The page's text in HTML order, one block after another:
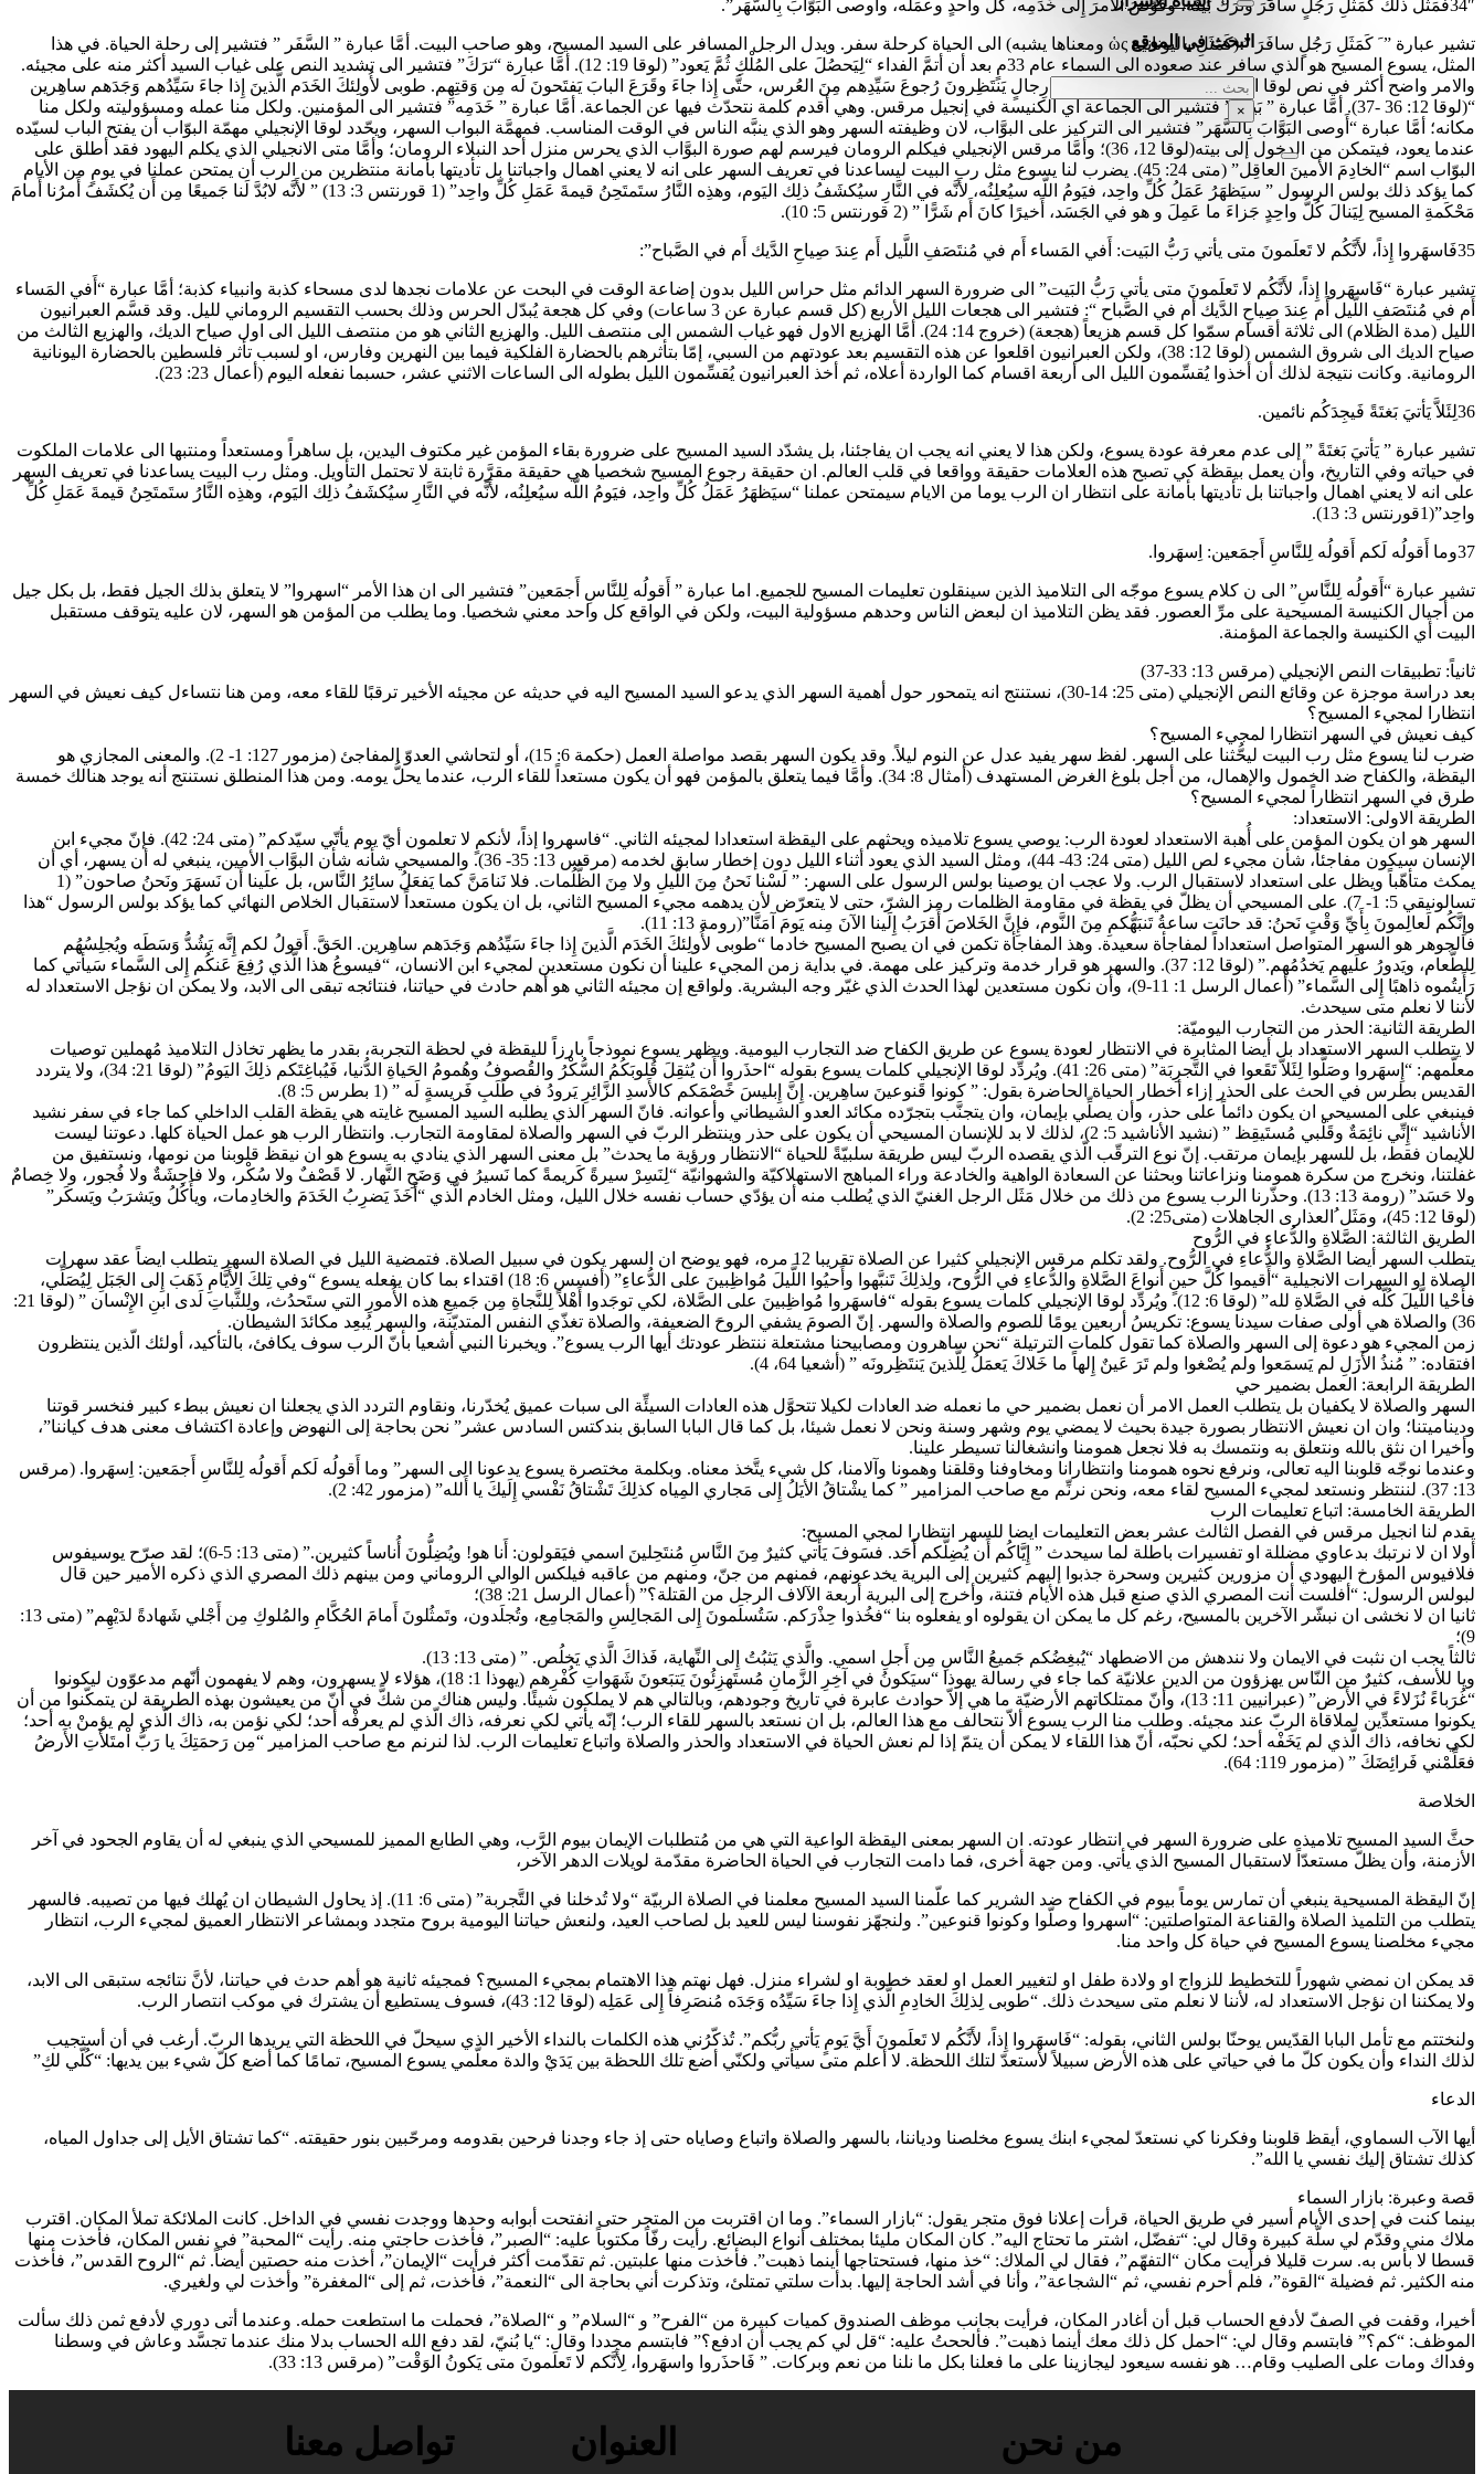
البحث في الموقع
بحث
×
34″فمَثَلُ ذلكَ كَمَثَلِ رَجُلٍ سافَرَ وترَكَ بَيتَه، وفَوَّضَ الأَمرَ إِلى خَدَمِه، كُلُّ واحدٍ وعمَلُه، وأَوصى البَوَّابَ بِالسَّهَر”.
تشير عبارة ” َ كَمَثَلِ رَجُلٍ سافَرَ ” (كَمَثَلِ باليونانية ὡς ومعناها يشبه) الى الحياة كرحلة سفر. ويدل الرجل المسافر على السيد المسيح، وهو صاحب البيت. أمَّا عبارة ” السَّفَر ” فتشير إلى رحلة الحياة. في هذا
المثل، يسوع المسيح هو الذي سافر عند صعوده الى السماء عام 33مٍ بعد أن أتمَّ الفداء “لِيَحصُلَ على المُلْكِ ثُمَّ يَعود” (لوقا 19: 12). أمَّا عبارة “ترَكَ” فتشير الى تشديد النص على غياب السيد أكثر منه على مجيئه.
والامر واضح أكثر في نص لوقا الموازي لهذ النص “كونوا مِثلَ رِجالٍ يَنتَظِرونَ رُجوعَ سَيِّدِهم مِنَ العُرس، حتَّى إِذا جاءَ وقَرَعَ البابَ يَفتَحونَ لَه مِن وَقتِهِم. طوبى لأُولِئكَ الخَدَم الَّذينَ إِذا جاءَ سَيِّدُهم وَجَدَهم ساهِرين
“(لوقا 12: 36 -37). أمَّا عبارة ” بَيتَه ” فتشير الى الجماعة أي الكنيسة في إنجيل مرقس. وهي أقدم كلمة نتحدّث فيها عن الجماعة. أمَّا عبارة ” خَدَمِه” فتشير الى المؤمنين. ولكل منا عمله ومسؤوليته ولكل منا
مكانه؛ أمَّا عبارة “أَوصى البَوَّابَ بِالسَّهَر” فتشير الى التركيز على البوَّاب، لان وظيفته السهر وهو الذي ينبَّه الناس في الوقت المناسب. فمهمَّة البواب السهر، ويحّدد لوقا الإنجيلي مهمّة البوّاب أن يفتح الباب لسيّده
عندما يعود، فيتمكن من الدخول إلى بيته(لوقا 12، 36)؛ وأمَّا مرقس الإنجيلي فيكلم الرومان فيرسم لهم صورة البوَّاب الذي يحرس منزل أحد النبلاء الرومان؛ وأمَّا متى الانجيلي الذي يكلم اليهود فقد أطلق على
البوّاب اسم “الخادِمَ الأَمينَ العاقِل” (متى 24: 45). يضرب لنا يسوع مثل رب البيت ليساعدنا في تعريف السهر على انه لا يعني اهمال واجباتنا بل تأديتها بأمانة منتظرين من الرب أن يمتحن عملنا في يومٍ من الأيام
كما يؤكد ذلك بولس الرسول ” سيَظهَرُ عَمَلُ كُلِّ واحِد، فيَومُ اللّه سيُعلِنُه، لأَنَّه في النَّارِ سيُكشَفُ ذلِك اليَوم، وهذِه النَّارُ ستَمتَحِنُ قيمةَ عَمَلِ كُلِّ واحِد” (1 قورنتس 3: 13) ” لأَنَّه لابُدَّ لَنا جَميعًا مِن أَن يُكشَفَ أَمرُنا أَمامَ
مَحْكَمةِ المسيح لِيَنالَ كُلُّ واحِدٍ جَزاءَ ما عَمِلَ و هو في الجَسَد، أَخيرًا كانَ أَم شَرًّا ” (2 قورنتس 5: 10).
35فَاسهَروا إِذاً، لأَنَّكُم لا تَعلَمونَ متى يأتي رَبُّ البَيت: أَفي المَساء أَم في مُنتَصَفِ اللَّيل أَم عِندَ صِياحِ الدَّيك أَم في الصَّباح”:
تشير عبارة “فَاسهَروا إِذاً، لأَنَّكُم لا تَعلَمونَ متى يأتي رَبُّ البَيت” الى ضرورة السهر الدائم مثل حراس الليل بدون إضاعة الوقت في البحت عن علامات نجدها لدى مسحاء كذبة وانبياء كذبة؛ أمَّا عبارة “أَفي المَساء
أَم في مُنتَصَفِ اللَّيل أَم عِندَ صِياحِ الدَّيك أَم في الصَّباح “: فتشير الى هجعات الليل الأربع (كل قسم عبارة عن 3 ساعات) وفي كل هجعة يُبدّل الحرس وذلك بحسب التقسيم الروماني لليل. وقد قسَّم العبرانيون
الليل (مدة الظلام) الى ثلاثة أقسام سمّوا كل قسم هزيعاً (هجعة) (خروج 14: 24). أمَّا الهزيع الاول فهو غياب الشمس الى منتصف الليل. والهزيع الثاني هو من منتصف الليل الى اول صياح الديك، والهزيع الثالث من
صياح الديك الى شروق الشمس (لوقا 12: 38)، ولكن العبرانيون اقلعوا عن هذه التقسيم بعد عودتهم من السبي، إمّا بتأثرهم بالحضارة الفلكية فيما بين النهرين وفارس، او لسبب تأثر فلسطين بالحضارة اليونانية
الرومانية. وكانت نتيجة لذلك أن أخذوا يُقسِّمون الليل الى أربعة اقسام كما الواردة أعلاه، ثم أخذ العبرانيون يُقسِّمون الليل بطوله الى الساعات الاثني عشر، حسبما نفعله اليوم (أعمال 23: 23).
36لِئَلاَّ يَأتيَ بَغتَةً فَيجِدَكُم نائمين.
تشير عبارة ” يَأتيَ بَغتَةً ” إلى عدم معرفة عودة يسوع، ولكن هذا لا يعني انه يجب ان يفاجئنا، بل يشدّد السيد المسيح على ضرورة بقاء المؤمن غير مكتوف اليدين، بل ساهراً ومستعداً ومنتبها الى علامات الملكوت
في حياته وفي التاريخ، وأن يعمل بيقظة كي تصبح هذه العلامات حقيقة وواقعا في قلب العالم. ان حقيقة رجوع المسيح شخصيا هي حقيقة مقرَّرة ثابتة لا تحتمل التأويل. ومثل رب البيت يساعدنا في تعريف السهر
على انه لا يعني اهمال واجباتنا بل تأديتها بأمانة على انتظار ان الرب يوما من الايام سيمتحن عملنا “سيَظهَرُ عَمَلُ كُلِّ واحِد، فيَومُ اللّه سيُعلِنُه، لأَنَّه في النَّارِ سيُكشَفُ ذلِك اليَوم، وهذِه النَّارُ ستَمتَحِنُ قيمةَ عَمَلِ كُلِّ
واحِد”(1قورنتس 3: 13).
37وما أَقولُه لَكم أَقولُه لِلنَّاسِ أَجمَعين: اِسهَروا.
تشير عبارة “أَقولُه لِلنَّاسِ” الى ن كلام يسوع موجّه الى التلاميذ الذين سينقلون تعليمات المسيح للجميع. اما عبارة ” أَقولُه لِلنَّاسِ أَجمَعين” فتشير الى ان هذا الأمر “اسهروا” لا يتعلق بذلك الجيل فقط، بل بكل جيل
من أجيال الكنيسة المسيحية على مرِّ العصور. فقد يظن التلاميذ ان لبعض الناس وحدهم مسؤولية البيت، ولكن في الواقع كل واحد معني شخصيا. وما يطلب من المؤمن هو السهر، لان عليه يتوقف مستقبل
البيت أي الكنيسة والجماعة المؤمنة.
ثانياً: تطبيقات النص الإنجيلي (مرقس 13: 33-37)
بعد دراسة موجزة عن وقائع النص الإنجيلي (متى 25: 14-30)، نستنتج انه يتمحور حول أهمية السهر الذي يدعو السيد المسيح اليه في حديثه عن مجيئه الأخير ترقبًا للقاء معه، ومن هنا نتساءل كيف نعيش في السهر
انتظارا لمجيء المسيح؟
كيف نعيش في السهر انتظارا لمجيء المسيح؟
ضرب لنا يسوع مثل رب البيت ليحُّثنا على السهر. لفظ سهر يفيد عدل عن النوم ليلاً. وقد يكون السهر بقصد مواصلة العمل (حكمة 6: 15)، أو لتحاشي العدوّ المفاجئ (مزمور 127: 1- 2). والمعنى المجازي هو
اليقظة، والكفاح ضد الخمول والإهمال، من أجل بلوغ الغرض المستهدف (أمثال 8: 34). وأمَّا فيما يتعلق بالمؤمن فهو أن يكون مستعداً للقاء الرب، عندما يحلُّ يومه. ومن هذا المنطلق نستنتج أنه يوجد هنالك خمسة
طرق في السهر انتظاراً لمجيء المسيح؟
الطريقة الاولى: الاستعداد:
السهر هو ان يكون المؤمن على أُهبة الاستعداد لعودة الرب: يوصي يسوع تلاميذه ويحثهم على اليقظة استعدادا لمجيئه الثاني. “فاسهروا إذاً، لأنكمٍ لا تعلمون أيّ يوم يأتّي سيّدكم” (متى 24: 42). فإنّ مجيء ابن
الإنسان سيكون مفاجئاً، شأن مجيء لص الليل (متى 24: 43- 44)، ومثل السيد الذي يعود أثناء الليل دون إخطار سابق لخدمه (مرقس 13: 35- 36). والمسيحي شأنه شأن البوَّاب الأمين، ينبغي له أن يسهر، أي أن
يمكث متأهّباً ويظل على استعداد لاستقبال الرب. ولا عجب ان يوصينا بولس الرسول على السهر: ” لَسْنا نَحنُ مِنَ اللَّيلِ ولا مِنَ الظُّلُمات. فلا نَنامَنَّ كما يَفعَلُ سائِرُ النَّاس، بل علَينا أَن نَسهَرَ ونَحنُ صاحون” (1
تسالونيقي 5: 1- 7). على المسيحي أن يظلّ في يقظة في مقاومة الظلمات رمز الشرّ، حتى لا يتعرّض لأن يدهمه مجيء المسيح الثاني، بل ان يكون مستعداً لاستقبال الخلاص النهائي كما يؤكد بولس الرسول “هذا
وإِنَّكُم لَعالِمونَ بِأَيِّ وَقْتٍ نَحنُ: قد حانَت ساعةُ تَنبَهُّكمِ مِنَ النَّوم، فإِنَّ الخَلاصَ أَقرَبُ إِلَينا الآنَ مِنه يَومَ آمَنَّا”(رومة 13: 11).
فالجوهر هو السهر المتواصل استعداداً لمفاجأة سعيدة. وهذ المفاجأة تكمن في ان يصبح المسيح خادما “طوبى لأُولِئكَ الخَدَم الَّذينَ إِذا جاءَ سَيِّدُهم وَجَدَهم ساهِرين. الحَقَّ. أَقولُ لكم إِنَّه يَشُدُّ وَسَطَه ويُجلِسُهُم
لِلطَّعام، ويَدورُ علَيهم يَخدُمُهم.” (لوقا 12: 37). والسهر هو قرار خدمة وتركيز على مهمة. في بداية زمن المجيء علينا أن نكون مستعدين لمجيء ابن الانسان، “فيسوعُ هذا الَّذي رُفِعَ عَنكُم إِلى السَّماء سَيأتي كما
رَأَيتُموه ذاهبًا إِلى السَّماء” (أعمال الرسل 1: 11-9)، وأن نكون مستعدين لهذا الحدث الذي غيّر وجه البشرية. ولواقع إن مجيئه الثاني هو أهم حادث في حياتنا، فنتائجه تبقى الى الابد، ولا يمكن ان نؤجل الاستعداد له
لأننا لا نعلم متى سيحدث.
الطريقة الثانية: الحذر من التجارب اليوميّة:
لا يتطلب السهر الاستعداد بل أيضا المثابرة في الانتظار لعودة يسوع عن طريق الكفاح ضد التجارب اليومية. ويظهر يسوع نموذجاً بارزاً لليقظة في لحظة التجربة، بقدر ما يظهر تخاذل التلاميذ مُهملين توصيات
معلّمهم: “إِسهَروا وصَلُّوا لِئَلاَّ تَقَعوا في التَّجرِبَة” (متى 26: 41). ويُردِّد لوقا الإنجيلي كلمات يسوع بقوله “احذَروا أَن يُثقِلَ قُلوبَكُمُ السُّكْرُ والقُصوفُ وهُمومُ الحَياةِ الدُّنيا، فَيُباغِتَكم ذلِكَ اليَومُ” (لوقا 21: 34)، ولا يتردد
القديس بطرس في الحث على الحذر إزاء أخطار الحياة الحاضرة بقول: ” كونوا قَنوعينَ ساهِرين. إِنَّ إِبليسَ خًصْمَكم كالأَسدِ الزَّائِرِ يَرودُ في طَلَبِ فَريسةٍ لَه ” (1 بطرس 5: 8).
فينبغي على المسيحي ان يكون دائماً على حذر، وأن يصلِّي بإيمان، وان يتجنَّب بتجرّده مكائد العدو الشيطاني وأعوانه. فانّ السهر الذي يطلبه السيد المسيح غايته هي يقظة القلب الداخلي كما جاء في سفر نشيد
الأناشيد “إِنِّي نائِمَةٌ وقَلْبي مُستَيقِظ ” (نشيد الأناشيد 5: 2)، لذلك لا بد للإنسان المسيحي أن يكون على حذر وينتظر الربّ في السهر والصلاة لمقاومة التجارب. وانتظار الرب هو عمل الحياة كلها. دعوتنا ليست
للإيمان فقط، بل للسهر بإيمان مرتقب. إنّ نوع الترقّب الّذي يقصده الربّ ليس طريقة سلبيّةً للحياة “الانتظار ورؤية ما يحدث” بل معنى السهر الذي ينادي به يسوع هو ان نيقظ قلوبنا من نومها، ونستفيق من
غفلتنا، ونخرج من سكرة همومنا ونزاعاتنا وبحثنا عن السعادة الواهية والخادعة وراء المباهج الاستهلاكيّة والشهوانيّة “لِنَسِرْ سيرةً كَريمةً كما نَسيرُ في وَضَحِ النَّهار. لا قَصْفٌ ولا سُكْر، ولا فاحِشَةٌ ولا فُجور، ولا خِصامٌ
ولا حَسَد” (رومة 13: 13). وحذّرنا الرب يسوع من ذلك من خلال مَثَل الرجل الغنيّ الذي يُطلب منه أن يؤدّي حساب نفسه خلال الليل، ومثل الخادم الّذي “أَخَذَ يَضرِبُ الخَدَمَ والخادِمات، ويأَكُلُ ويَشرَبُ ويَسكَر”
(لوقا 12: 45)، ومَثَل ُالعذارى الجاهلات (متى25: 2).
الطريق الثالثة: الصَّلاةِ والدُّعاءِ في الرُّوح
يتطلب السهر أيضا الصَّلاةِ والدُّعاءِ في الرُّوح. ولقد تكلم مرقس الإنجيلي كثيرا عن الصلاة تقريبا 12 مره، فهو يوضح ان السهر يكون في سبيل الصلاة. فتمضية الليل في الصلاة السهر يتطلب ايضاً عقد سهرات
الصلاة او السهرات الانجيلية “أَقيموا كُلَّ حينٍ أَنواعَ الصَّلاةِ والدُّعاءِ في الرُّوح، ولِذلِكَ تَنبَّهوا وأَحيُوا اللَّيلَ مُواظِبينَ على الدُّعاءِ” (أفسس 6: 18) اقتداء بما كان يفعله يسوع “وفي تِلكَ الأَيَّامِ ذَهَبَ إِلى الجَبَلِ لِيُصَلِّي،
فأَحْيا اللَّيلَ كُلَّه في الصَّلاةِ لله” (لوقا 6: 12). ويُردِّد لوقا الإنجيلي كلمات يسوع بقوله “فاسهَروا مُواظِبينَ على الصَّلاة، لكي توجَدوا أَهْلاً لِلنَّجاةِ مِن جَميعِ هذه الأُمورِ التي ستَحدُث، ولِلثَّباتِ لَدى ابنِ الإِنْسان ” (لوقا 21:
36) والصلاة هي أولى صفات سيدنا يسوع: تكريسُ أربعين يومًا للصوم والصلاة والسهر. إنّ الصومَ يشفي الروحَ الضعيفة، والصلاة تغذّي النفس المتديّنة، والسهر يُبعِد مكائدَ الشيطان.
زمن المجيء هو دعوة إلى السهر والصلاة كما تقول كلمات الترتيلة “نحن ساهرون ومصابيحنا مشتعلة ننتظر عودتك أيها الرب يسوع”. ويخبرنا النبي أشعيا بأنّ الرب سوف يكافئ، بالتأكيد، أولئك الّذين ينتظرون
افتقاده: ” مُنذُ الأَزَلِ لم يَسمَعوا ولم يُصْغوا ولم تَرَ عَينٌ إِلهاً ما خَلاكَ يَعمَلُ لِلَّذينَ يَنتَظِرونَه ” (أشعيا 64، 4).
الطريقة الرابعة: العمل بضمير حي
السهر والصلاة لا يكفيان بل يتطلب العمل الامر أن نعمل بضمير حي ما نعمله ضد العادات لكيلا تتحوَّل هذه العادات السيئِّة الى سبات عميق يُخدّرنا، ونقاوم التردد الذي يجعلنا ان نعيش ببطء كبير فنخسر قوتنا
وديناميتنا؛ وان ان نعيش الانتظار بصورة جيدة بحيث لا يمضي يوم وشهر وسنة ونحن لا نعمل شيئا، بل كما قال البابا السابق بندكتس السادس عشر” نحن بحاجة إلى النهوض وإعادة اكتشاف معنى هدف كياننا”،
وأخيرا ان نثق بالله ونتعلق به ونتمسك به فلا نجعل همومنا وانشغالنا تسيطر علينا.
وعندما نوجّه قلوبنا اليه تعالى، ونرفع نحوه همومنا وانتظارانا ومخاوفنا وقلقنا وهمونا وآلامنا، كل شيء يتَّخذ معناه. وبكلمة مختصرة يسوع يدعونا الى السهر” وما أَقولُه لَكم أَقولُه لِلنَّاسِ أَجمَعين: اِسهَروا. (مرقس
13: 37). لننتظر ونستعد لمجيء المسيح لقاء معه، ونحن نرنِّم مع صاحب المزامير ” كما يشْتاقُ الأيَلُ إِلى مَجاري المِياه كذلِكَ تَشْتاقُ نَفْسي إِلَيكَ يا أَلله” (مزمور 42: 2).
الطريقة الخامسة: اتباع تعليمات الرب
يقدم لنا انجيل مرقس في الفصل الثالث عشر بعض التعليمات ايضا للسهر انتظارا لمجي المسيح:
أولا ان لا نرتبك بدعاوي مضللة او تفسيرات باطلة لما سيحدث ” إِيَّاكُم أَن يُضِلَّكم أَحَد. فسَوفَ يَأتي كثيرٌ مِنَ النَّاسِ مُنتَحِلينَ اسمي فيَقولون: أَنا هو! ويُضِلُّونَ أُناساً كثيرين.” (متى 13: 5-6)؛ لقد صرّح يوسيفوس
فلافيوس المؤرخ اليهودي أن مزورين كثيرين وسحرة جذبوا إليهم كثيرين إلى البرية يخدعونهم، فمنهم من جنّ، ومنهم من عاقبه فيلكس الوالي الروماني ومن بينهم ذلك المصري الذي ذكره الأمير حين قال
لبولس الرسول: “أفلست أنت المصري الذي صنع قبل هذه الأيام فتنة، وأخرج إلى البرية أربعة الآلاف الرجل من القتلة؟” (أعمال الرسل 21: 38)؛
ثانيا ان لا نخشى ان نبشّر الآخرين بالمسيح، رغم كل ما يمكن ان يقولوه او يفعلوه بنا “فخُذوا حِذْرَكم. سَتُسلَمونَ إِلى المَجالِسِ والمَجامِع، وتُجلَدون، وتَمثُلونَ أَمامَ الحُكَّامِ والمُلوكِ مِن أَجْلي شَهادةً لدَيْهِم” (متى 13:
9)؛
ثالثاً يجب ان نثبت في الايمان ولا نندهش من الاضطهاد “يُبغِضُكم جَميعُ النَّاسِ مِن أَجلِ اسمي. والَّذي يَثبُتُ إِلى النِّهاية، فَذاكَ الَّذي يَخلُص. ” (متى 13: 13).
ويا للأسف، كثيرٌ من النّاس يهزؤون من الدين علانيّة كما جاء في رسالة يهوذا “سيَكونُ في آخِرِ الزَّمانِ مُستَهزِئُونَ يَتبَعونَ شَهَواتِ كُفْرِهم (يهوذا 1: 18)، هؤلاء لا يسهرون، وهم لا يفهمون أنّهم مدعوّون ليكونوا
“غُرَباءً نُزَلاءً في الأَرض” (عبرانيين 11: 13)، وأنّ ممتلكاتهم الأرضيّة ما هي إلاّ حوادث عابرة في تاريخ وجودهم، وبالتالي هم لا يملكون شيئًا. وليس هناك من شكًّ في أنّ من يعيشون بهذه الطريقة لن يتمكّنوا من أن
يكونوا مستعدِّين لملاقاة الربّ عند مجيئه. وطلب منا الرب يسوع ألاّ نتحالف مع هذا العالم، بل ان نستعد بالسهر للقاء الرب؛ إنّه يأتي لكي نعرفه، ذاك الّذي لم يعرفْه أحد؛ لكي نؤمن به، ذاك الّذي لم يؤمنْ به أحد؛
لكي نخافه، ذاك الّذي لم يَخَفْه أحد؛ لكي نحبّه، أنّ هذا اللقاء لا يمكن أن يتمّ إذا لم نعش الحياة في الاستعداد والحذر والصلاة واتباع تعليمات الرب. لذا لنرنم مع صاحب المزامير “مِن رَحمَتِكَ يا رَبُّ اْمتَلأَتِ الأَرضُ
فعَلِّمْني فَرائِضَكَ ” (مزمور 119: 64).
الخلاصة
حثَّ السيد المسيح تلاميذه على ضرورة السهر في انتظار عودته. ان السهر بمعنى اليقظة الواعية التي هي من مُتطلبات الإيمان بيوم الرَّب، وهي الطابع المميز للمسيحي الذي ينبغي له أن يقاوم الجحود في آخر
الأزمنة، وأن يظلّ مستعدّاً لاستقبال المسيح الذي يأتي. ومن جهة أخرى، فما دامت التجارب في الحياة الحاضرة مقدّمة لويلات الدهر الآخر،
إنّ اليقظة المسيحية ينبغي أن تمارس يوماً بيوم في الكفاح ضد الشرير كما علّمنا السيد المسيح معلمنا في الصلاة الربيّة “ولا تُدخلنا في التَّجربة” (متى 6: 11). إذ يحاول الشيطان ان يُهلك فيها من تصيبه. فالسهر
يتطلب من التلميذ الصلاة والقناعة المتواصلتين: “اسهروا وصلّوا وكونوا قنوعين”. ولنجهّز نفوسنا ليس للعيد بل لصاحب العيد، ولنعش حياتنا اليومية بروح متجدد وبمشاعر الانتظار العميق لمجيء الرب، انتظار
مجيء مخلصنا يسوع المسيح في حياة كل واحد منا.
قد يمكن ان نمضي شهوراً للتخطيط للزواج او ولادة طفل او لتغيير العمل او لعقد خطوبة او لشراء منزل. فهل نهتم هذا الاهتمام بمجيء المسيح؟ فمجيئه ثانية هو أهم حدث في حياتنا، لأنَّ نتائجه ستبقى الى الابد،
ولا يمكننا ان نؤجل الاستعداد له، لأننا لا نعلم متى سيحدث ذلك. “طوبى لِذلِكَ الخادِمِ الَّذي إِذا جاءَ سَيِّدُه وَجَدَه مُنصَرِفاً إِلى عَمَلِه (لوقا 12: 43)، فسوف يستطيع أن يشترك في موكب انتصار الرب.
ولنختتم مع تأمل البابا القدّيس يوحنّا بولس الثاني، بقوله: “فَاسهَروا إِذاً، لأَنَّكُم لا تَعلَمونَ أَيَّ يَومٍ يَأتي ربُّكم”. تُذكّرُني هذه الكلمات بالنداء الأخير الذي سيحلّ في اللحظة التي يريدها الربّ. أرغب في أن أستجيب
لذلك النداء وأن يكون كلّ ما في حياتي على هذه الأرض سبيلاً لأستعدّ لتلك اللحظة. لا أعلم متى سيأتي ولكنّي أضع تلك اللحظة بين يَدَيْ والدة معلّمي يسوع المسيح، تمامًا كما أضع كلّ شيء بين يديها: “كُلّي لكِ”
الدعاء
أيها الآب السماوي، أيقظ قلوبنا وفكرنا كي نستعدّ لمجيء ابنك يسوع مخلصنا ودياننا، بالسهر والصلاة واتباع وصاياه حتى إذ جاء وجدنا فرحين بقدومه ومرحّبين بنور حقيقته. “كما تشتاق الأيل إلى جداول المياه،
كذلك تشتاق إليك نفسي يا الله”.
قصة وعبرة: بازار السماء
بينما كنت في إحدى الأيام أسير في طريق الحياة، قرأت إعلانا فوق متجر يقول: “بازار السماء”. وما ان اقتربت من المتجر حتى انفتحت أبوابه وحدها ووجدت نفسي في الداخل. كانت الملائكة تملأ المكان. اقترب
ملاك مني وقدّم لي سلّة كبيرة وقال لي: “تفضّل، اشتر ما تحتاج اليه”. كان المكان مليئا بمختلف أنواع البضائع. رأيت رفّاً مكتوباً عليه: “الصبر”، فأخذت حاجتي منه. رأيت “المحبة” في نفس المكان، فأخذت منها
قسطا لا بأس به. سرت قليلا فرأيت مكان “التفهّم”، فقال لي الملاك: “خذ منها، فستحتاجها أينما ذهبت”. فأخذت منها علبتين. ثم تقدّمت أكثر فرأيت “الإيمان”، أخذت منه حصتين أيضاً. ثم “الروح القدس”، فأخذت
منه الكثير. ثم فضيلة “القوة”، فلم أحرم نفسي، ثم “الشجاعة”، وأنا في أشد الحاجة إليها. بدأت سلتي تمتلئ، وتذكرت أني بحاجة الى “النعمة”، فأخذت، ثم إلى “المغفرة” وأخذت لي ولغيري.
أخيرا، وقفت في الصفّ لأدفع الحساب قبل أن أغادر المكان، فرأيت بجانب موظف الصندوق كميات كبيرة من “الفرح” و “السلام” و “الصلاة”، فحملت ما استطعت حمله. وعندما أتى دوري لأدفع ثمن ذلك سألت
الموظف: “كم؟” فابتسم وقال لي: “احمل كل ذلك معك أينما ذهبت”. فألححتُ عليه: “قل لي كم يجب أن ادفع؟” فابتسم مجددا وقال: “يا بُنيّ، لقد دفع الله الحساب بدلا منك عندما تجسَّد وعاش في وسطنا
وفداك ومات على الصليب وقام… هو نفسه سيعود ليجازينا على ما فعلنا بكل ما نلنا من نعم وبركات. ” فَاحذَروا واسهَروا، لِأَنَّكم لا تَعلَمونَ متى يَكونُ الوَقْت” (مرقس 13: 33).
من نحن العنوان تواصل معنا